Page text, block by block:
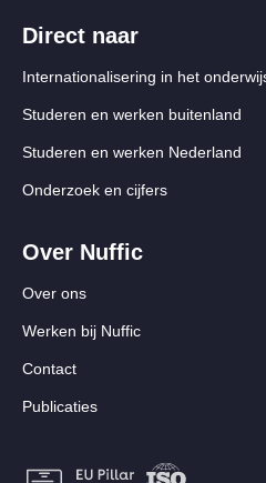
Direct naar
Internationalisering in het
Studeren en werken buitenland
Studeren en werken Nederland
Onderzoek en cijfers
Over Nuffic
Over ons
Werken bij Nuffic
Contact
Publicaties